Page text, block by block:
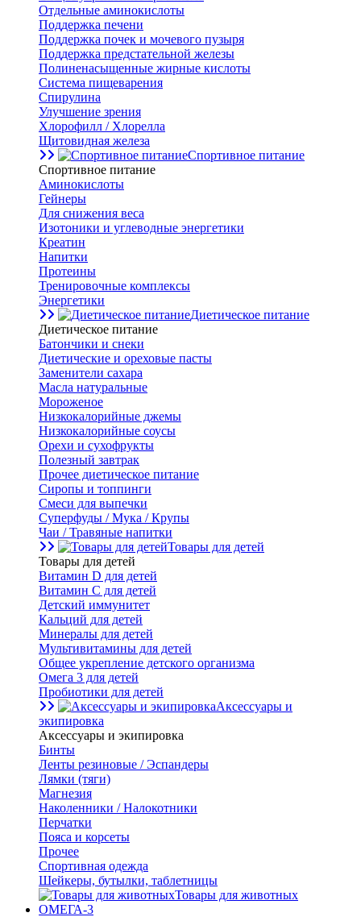
Отдельные аминокислоты
Поддержка печени
Поддержка почек и мочевого пузыря
Поддержка предстательной железы
Полиненасыщенные жирные кислоты
Система пищеварения
Спирулина
Улучшение зрения
Хлорофилл / Хлорелла
Щитовидная железа
Спортивное питание
Спортивное питание
Аминокислоты
Гейнеры
Для снижения веса
Изотоники и углеводные энергетики
Креатин
Напитки
Протеины
Тренировочные комплексы
Энергетики
Диетическое питание
Диетическое питание
Батончики и снеки
Диетические и ореховые пасты
Заменители сахара
Масла натуральные
Мороженое
Низкокалорийные джемы
Низкокалорийные соусы
Орехи и сухофрукты
Полезный завтрак
Прочее диетическое питание
Сиропы и топпинги
Смеси для выпечки
Суперфуды / Мука / Крупы
Чаи / Травяные напитки
Товары для детей
Товары для детей
Витамин D для детей
Витамин С для детей
Детский иммунитет
Кальций для детей
Минералы для детей
Мультивитамины для детей
Общее укрепление детского организма
Омега 3 для детей
Пробиотики для детей
Аксессуары и
экипировка
Аксессуары и экипировка
Бинты
Ленты резиновые / Эспандеры
Лямки (тяги)
Магнезия
Наколенники / Налокотники
Перчатки
Пояса и корсеты
Прочее
Спортивная одежда
Шейкеры, бутылки, таблетницы
Товары для животных
ОМЕГА-3